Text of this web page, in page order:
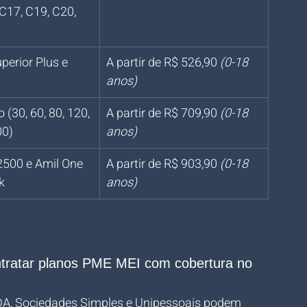
C19, C20,
Plus e A partir de R$ 526,90 (0-18
anos)
(30, 60, 80, 120,
A partir de R$ 709,90 (0-18
anos)
e Amil One
A partir de R$ 903,90 (0-18
anos)
planos PME MEI com cobertura no
Sociedades Simples e Unipessoais podem